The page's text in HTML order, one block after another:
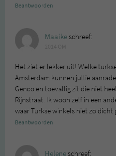
Beantwoorden
Maaikeschreef:
Het ziet er lekker uit! Welke
Amsterdam kunnen jullie
Genco en toevallig zit die niet
Rijnstraat. Ik woon zelf in een
waar Turkse winkels niet zo dicht
Beantwoorden
Heleneschreef: